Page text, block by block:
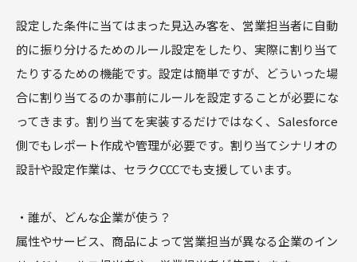
設定した条件に当てはまった見込み客を、営業担当者に自動
的に振り分けるためのルール設定をしたり、実際に割り当て
たりするための機能です。設定は簡単ですが、どういった場
合に割り当てるのか事前にルールを設定することが必要にな
ってきます。割り当てを実装するだけではなく、Salesforce
側でもレポート作成や管理が必要です。割り当てシナリオの
設計や設定作業は、セラクCCCでも支援しています。
・誰が、どんな企業が使う？
属性やサービス、商品によって営業担当が異なる企業のイン